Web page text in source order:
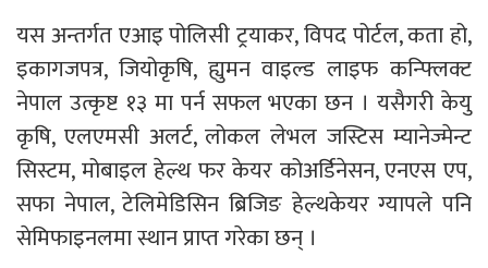
यस अन्तर्गत एआइ पोलिसी ट्रयाकर, विपद पोर्टल, कता हो,
इकागजपत्र, जियोकृषि, ह्युमन वाइल्ड लाइफ कन्फ्लिक्ट
नेपाल उत्कृष्ट १३ मा पर्न सफल भएका छन । यसैगरी केयु
कृषि, एलएमसी अलर्ट, लोकल लेभल जस्टिस म्यानेज्मेन्ट
सिस्टम, मोबाइल हेल्थ फर केयर कोअर्डिनेसन, एनएस एप,
सफा नेपाल, टेलिमेडिसिन ब्रिजिङ हेल्थकेयर ग्यापले पनि
सेमिफाइनलमा स्थान प्राप्त गरेका छन् ।